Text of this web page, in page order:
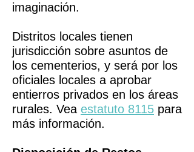
imaginación.
Distritos locales tienen
jurisdicción sobre asuntos de
los cementerios, y será por los
oficiales locales a aprobar
entierros privados en los áreas
rurales. Vea estatuto 8115 para
más información.